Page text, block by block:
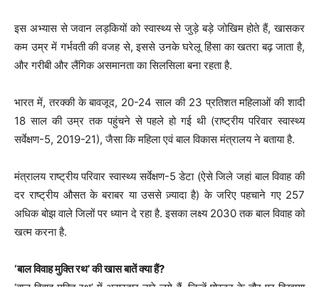
इस अभ्यास से जवान लड़कियों को स्वास्थ्य से जुड़े बड़े जोखिम होते हैं, खासकर
कम उम्र में गर्भवती की वजह से, इससे उनके घरेलू हिंसा का खतरा बढ़ जाता है,
और गरीबी और लैंगिक असमानता का सिलसिला बना रहता है.
भारत में, तरक्की के बावजूद, 20-24 साल की 23 प्रतिशत महिलाओं की शादी
18 साल की उम्र तक पहुंचने से पहले हो गई थी (राष्ट्रीय परिवार स्वास्थ्य
सर्वेक्षण-5, 2019-21), जैसा कि महिला एवं बाल विकास मंत्रालय ने बताया है.
मंत्रालय राष्ट्रीय परिवार स्वास्थ्य सर्वेक्षण-5 डेटा (ऐसे जिले जहां बाल विवाह की
दर राष्ट्रीय औसत के बराबर या उससे ज़्यादा है) के जरिए पहचाने गए 257
अधिक बोझ वाले जिलों पर ध्यान दे रहा है. इसका लक्ष्य 2030 तक बाल विवाह को
खत्म करना है.
‘बाल विवाह मुक्ति रथ’ की खास बातें क्या हैं?